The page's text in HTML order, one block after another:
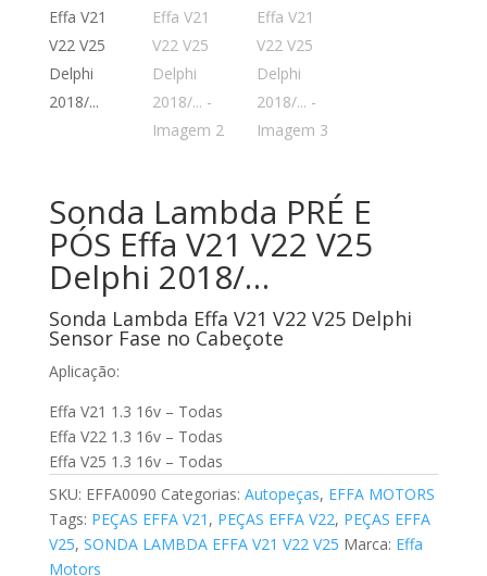
Sonda Lambda PRÉ E
PÓS Effa V21 V22 V25
Delphi 2018/…
Sonda Lambda Effa V21 V22 V25 Delphi
Sensor Fase no Cabeçote
Aplicação:
Effa V21 1.3 16v – Todas
Effa V22 1.3 16v – Todas
Effa V25 1.3 16v – Todas
SKU: EFFA0090 Categorias: Autopeças, EFFA MOTORS
Tags: PEÇAS EFFA V21 , PEÇAS EFFA V22, PEÇAS EFFA
V25, SONDA LAMBDA EFFA V21 V22 V25 Marca: Effa
Motors